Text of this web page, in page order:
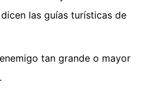
las guías turísticas de
tan grande o mayor